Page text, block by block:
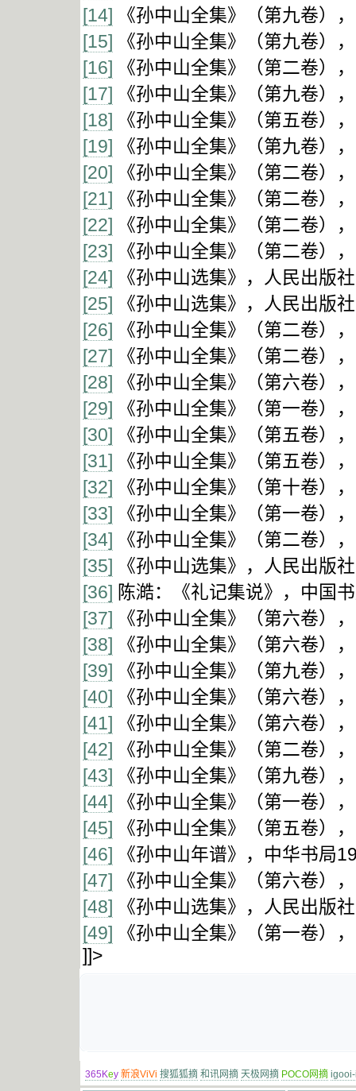
[14] 《孙中山全集》（第九卷）
[15] 《孙中山全集》（第九卷）
[16] 《孙中山全集》（第二卷）
[17] 《孙中山全集》（第九卷）
[18] 《孙中山全集》（第五卷）
[19] 《孙中山全集》（第九卷）
[20] 《孙中山全集》（第二卷）
[21] 《孙中山全集》（第二卷）
[22] 《孙中山全集》（第二卷）
[23] 《孙中山全集》（第二卷）
[24] 《孙中山选集》，人民出版
[25] 《孙中山选集》，人民出版
[26] 《孙中山全集》（第二卷）
[27] 《孙中山全集》（第二卷）
[28] 《孙中山全集》（第六卷）
[29] 《孙中山全集》（第一卷）
[30] 《孙中山全集》（第五卷）
[31] 《孙中山全集》（第五卷）
[32] 《孙中山全集》（第十卷）
[33] 《孙中山全集》（第一卷）
[34] 《孙中山全集》（第二卷）
[35] 《孙中山选集》，人民出版
[36] 陈澔：《礼记集说》，中国
[37] 《孙中山全集》（第六卷）
[38] 《孙中山全集》（第六卷）
[39] 《孙中山全集》（第九卷）
[40] 《孙中山全集》（第六卷）
[41] 《孙中山全集》（第六卷）
[42] 《孙中山全集》（第二卷）
[43] 《孙中山全集》（第九卷）
[44] 《孙中山全集》（第一卷）
[45] 《孙中山全集》（第五卷）
[46] 《孙中山年谱》，中华书局
[47] 《孙中山全集》（第六卷）
[48] 《孙中山选集》，人民出版
[49] 《孙中山全集》（第一卷）
]]>
365Key 新浪ViVi 搜狐狐摘 和讯网摘 天极网摘 POCO网摘